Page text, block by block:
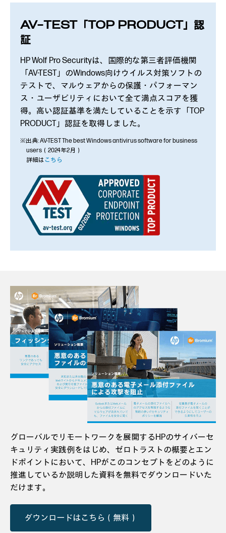
AV-TEST「TOP PRODUCT」認
証
HP Wolf Pro Securityは、国際的な第三者評価機関
「AV-TEST」のWindows向けウイルス対策ソフトの
テストで、マルウェアからの保護・パフォーマン
ス・ユーザビリティにおいて全て満点スコアを獲
得。高い認証基準を満たしていることを示す「TOP
PRODUCT」認証を取得しました。
※出典: AV-TEST The best Windows antivirus software for business
users（2024年2月）
詳細は こちら
グローバルでリモートワークを展開するHPのサイバーセ
キュリティ実践例をはじめ、ゼロトラストの概要とエン
ドポイントにおいて、HPがこのコンセプトをどのように
推進しているか説明した資料を無料でダウンロードいた
だけます。
ダウンロードはこちら（無料）